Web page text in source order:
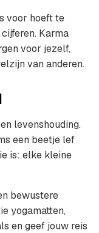
voor hoeft te
Karma
voor jezelf,
van anderen.
levenshouding.
een beetje lef
is: elke kleine
bewustere
yogamatten,
en geef jouw reis